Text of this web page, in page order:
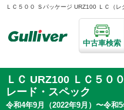
ＬＣ５００ Ｓパッケージ URZ100 ＬＣ（
中古車検索
ＬＣ URZ100 ＬＣ５０
レード・スペック
令和4年9月（2022年9月）〜令和5